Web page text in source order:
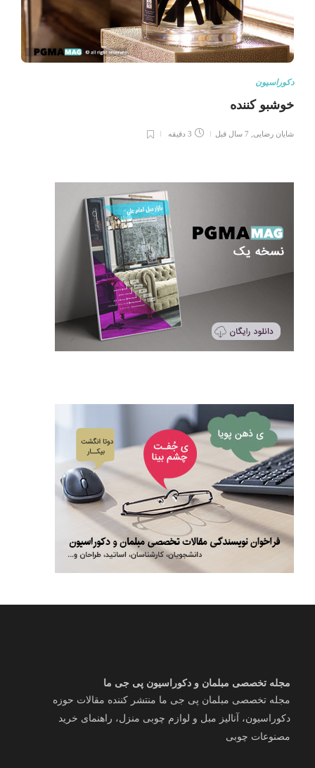
دکوراسیون
خوشبو کننده
شایان رضایی 7 سال قبل 3 دقیقه
مجله تخصصی مبلمان و دکوراسیون پی جی ما
مجله تخصصی مبلمان پی جی ما منتشر کننده مقالات حوزه
دکوراسیون، آنالیز مبل و لوازم چوبی منزل، راهنمای خرید
مصنوعات چوبی